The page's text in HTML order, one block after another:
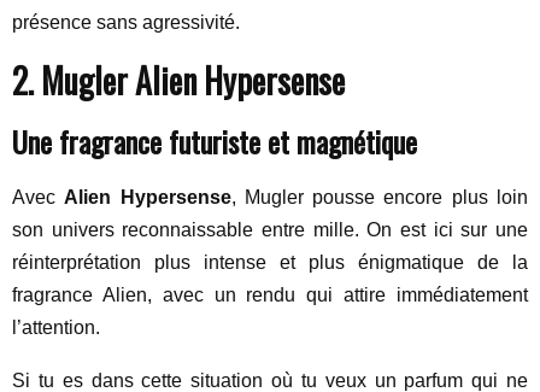
présence sans agressivité.
2. Mugler Alien Hypersense
Une fragrance futuriste et magnétique
AvecAlien Hypersense, Mugler pousse encore plus loin
son univers reconnaissable entre mille. On est ici sur une
réinterprétation plus intense et plus énigmatique de la
fragrance Alien, avec un rendu qui attire immédiatement
l’attention.
Si tu es dans cette situation où tu veux un parfum qui ne